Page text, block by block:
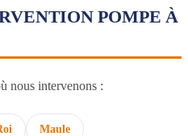
POMPE À
nous intervenons :
Maule